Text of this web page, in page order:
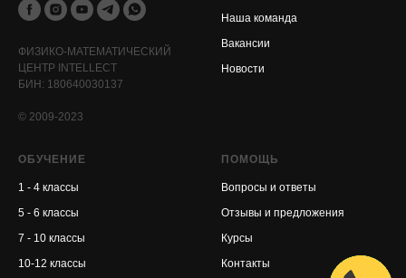
ФИЗИКО-МАТЕМАТИЧЕСКИЙ
ЦЕНТР INTELLECT
БИН: 180640030137
© 2009-2023
Наша команда
Вакансии
Новости
ОБУЧЕНИЕ
1 - 4 классы
5 - 6 классы
7 - 10 классы
10-12 классы
ПОМОЩЬ
Вопросы и ответы
Отзывы и предложения
Курсы
Контакты